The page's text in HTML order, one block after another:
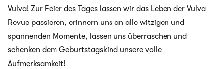
Vulva! Zur Feier des Tages lassen wir das Leben der Vulva
Revue passieren, erinnern uns an alle witzigen und
spannenden Momente, lassen uns überraschen und
schenken dem Geburtstagskind unsere volle
Aufmerksamkeit!